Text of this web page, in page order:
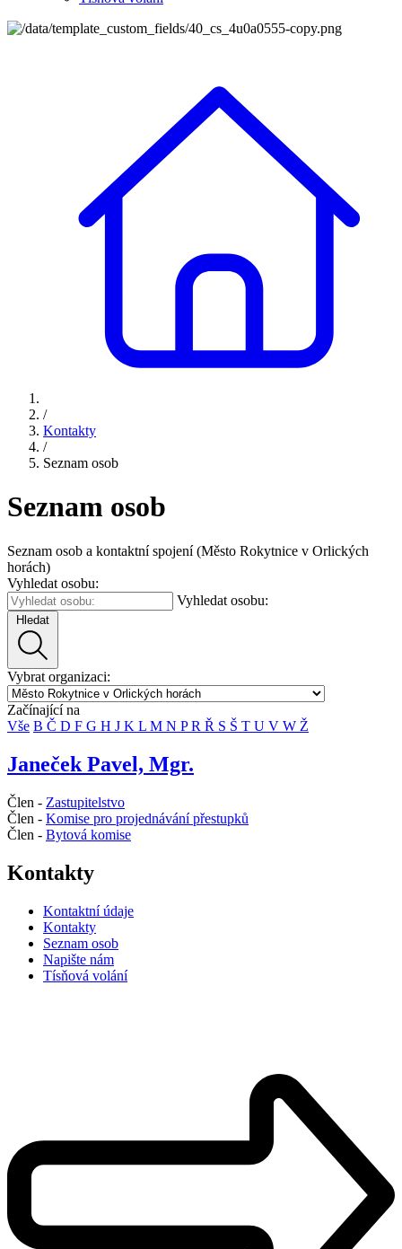
/
Kontakty
/
Seznam osob
Seznam osob
Seznam osob a kontaktní spojení (Město Rokytnice v Orlických
horách)
Vyhledat osobu:
Vyhledat osobu:
Hledat
Vybrat organizaci:
Začínající na
Vše B Č D F G H J K L M N PR Ř S Š T U V W Ž
Janeček Pavel, Mgr.
Člen - Zastupitelstvo
Člen - Komise pro projednávání přestupků
Člen - Bytová komise
Kontakty
Kontaktní údaje
Kontakty
Seznam osob
Napište nám
Tísňová volání